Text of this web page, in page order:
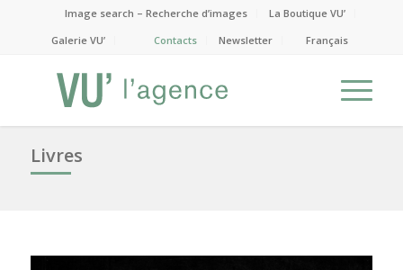
Image search – Recherche d’images
La Boutique VU’
Galerie VU’
Contacts Newsletter Français
Livres